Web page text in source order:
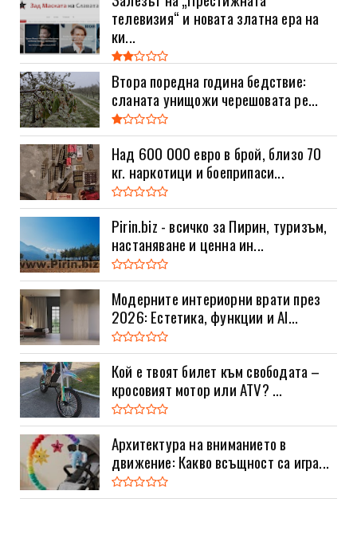
телевизия“ и новата златна ера на
ки...
Втора поредна година бедствие:
сланата унищожи черешовата ре...
Над 600 000 евро в брой, близо 70
кг. наркотици и боеприпаси...
Pirin.biz - всичко за Пирин, туризъм,
настаняване и ценна ин...
Модерните интериорни врати през
2026: Естетика, функции и AI...
Кой е твоят билет към свободата –
кросовият мотор или ATV? ...
Архитектура на вниманието в
движение: Какво всъщност са игра...